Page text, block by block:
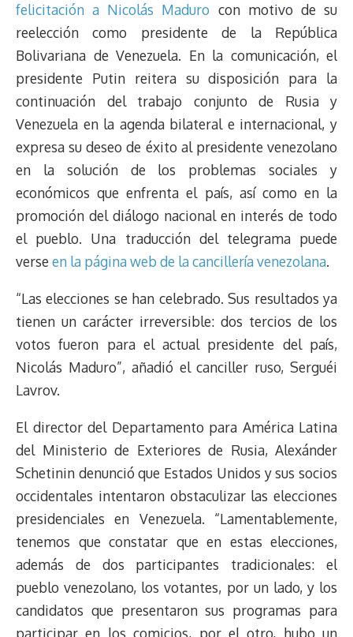
felicitación a Nicolás Maduro con motivo de su
reelección como presidente de la República
Bolivariana de Venezuela. En la comunicación, el
presidente Putin reitera su disposición para la
continuación del trabajo conjunto de Rusia y
Venezuela en la agenda bilateral e internacional, y
expresa su deseo de éxito al presidente venezolano
en la solución de los problemas sociales y
económicos que enfrenta el país, así como en la
promoción del diálogo nacional en interés de todo
el pueblo. Una traducción del telegrama puede
verseen la página web de la cancillería venezolana.
“Las elecciones se han celebrado. Sus resultados ya
tienen un carácter irreversible: dos tercios de los
votos fueron para el actual presidente del país,
Nicolás Maduro”, añadió el canciller ruso, Serguéi
Lavrov.
El director del Departamento para América Latina
del Ministerio de Exteriores de Rusia, Alexánder
Schetinin denunció que Estados Unidos y sus socios
occidentales intentaron obstaculizar las elecciones
presidenciales en Venezuela. “Lamentablemente,
tenemos que constatar que en estas elecciones,
además de dos participantes tradicionales: el
pueblo venezolano, los votantes, por un lado, y los
candidatos que presentaron sus programas para
participar en los comicios, por el otro, hubo un